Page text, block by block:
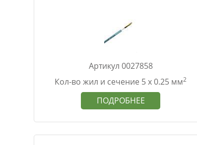
Артикул 0027858
Кол-во жил и сечение 5 х 0.25 мм2
ПОДРОБНЕЕ